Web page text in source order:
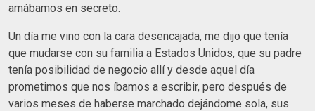
amábamos en secreto.
Un día me vino con la cara desencajada, me dijo que tenía
que mudarse con su familia a Estados Unidos, que su padre
tenía posibilidad de negocio allí y desde aquel día
prometimos que nos íbamos a escribir, pero después de
varios meses de haberse marchado dejándome sola, sus